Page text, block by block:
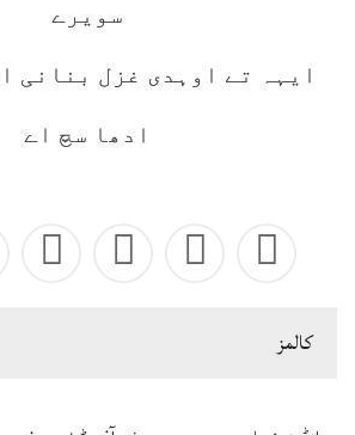
سویرے
ایہہ تے اوہدی غزل بنانی
ادھا سچ اے
كالمز